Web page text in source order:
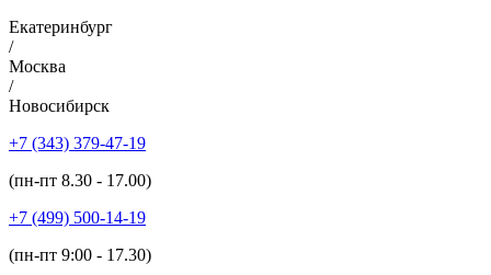
Екатеринбург
/
Москва
/
Новосибирск
+7 (343) 379-47-19
(пн-пт 8.30 - 17.00)
+7 (499) 500-14-19
(пн-пт 9:00 - 17.30)